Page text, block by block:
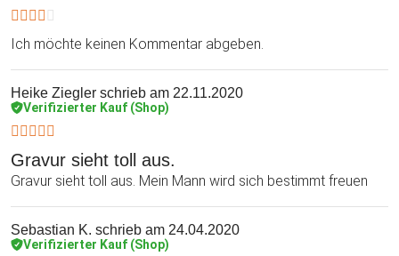
Ich möchte keinen Kommentar abgeben.
Heike Ziegler schrieb am 22.11.2020
Verifizierter Kauf (Shop)
Gravur sieht toll aus.
Gravur sieht toll aus. Mein Mann wird sich bestimmt freuen
Sebastian K. schrieb am 24.04.2020
Verifizierter Kauf (Shop)